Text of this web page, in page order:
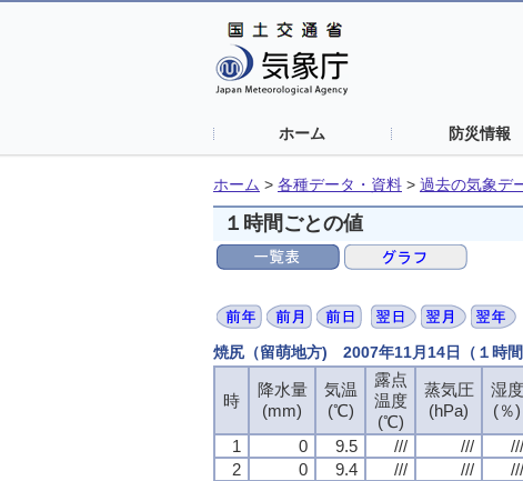
ホーム 防災情報
ホーム > 各種データ・資料 > 過去の気象デ
１時間ごとの値
焼尻（留萌地方) 2007年11月14日（１時間
時
降水量
(mm)
気温
(℃)
露点
温度
(℃)
蒸気圧
(hPa)
湿度
(％)
1
0 9.5 /// /// ///
2
0 9.4 /// /// ///